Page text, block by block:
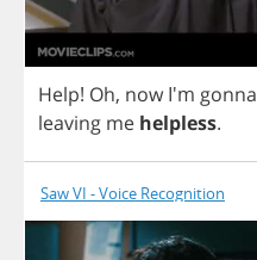
Help! Oh, now I'm gonna
leaving me helpless.
Saw VI - Voice Recognition